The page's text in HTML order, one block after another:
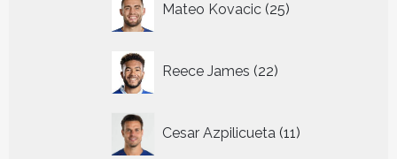
Mateo Kovacic 25
producten
Reece James 22
producten
Cesar Azpilicueta 11
producten